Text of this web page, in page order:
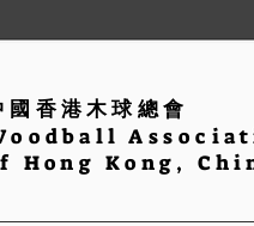
國香港木球總會
Hong Kong,